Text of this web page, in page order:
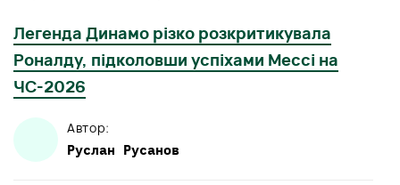
Легенда Динамо різко розкритикувала
Роналду, підколовши успіхами Мессі на
ЧС-2026
Автор:
Руслан Русанов